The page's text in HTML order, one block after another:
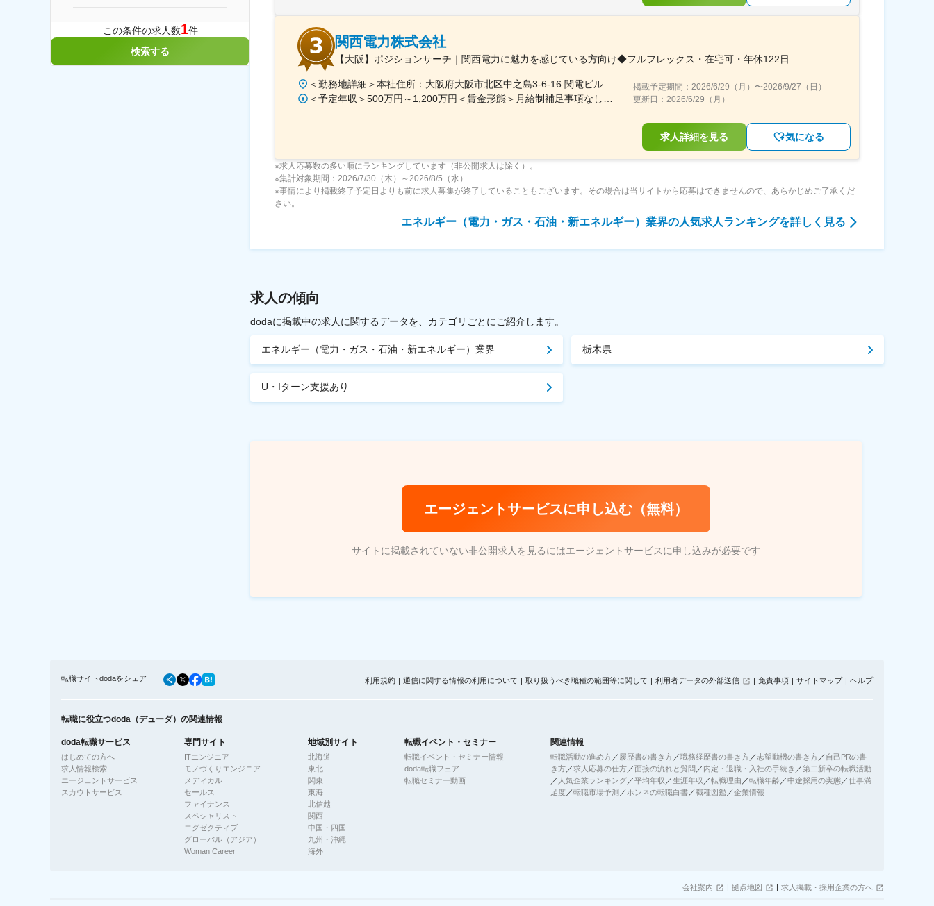
この条件の求人数1件
検索する
関西電力株式会社
【大阪】ポジションサーチ｜関西電力に魅力を感じている方向け◆フルフレックス・在宅可・年休122日
掲載予定期間： 2026/6/29（月） 〜2026/9/27（日）
更新日： 2026/6/29（月）
求人詳細を見る 気になる
※求人応募数の多い順にランキングしています（非公開求人は除く）。
※集計対象期間：2026/7/30（木）～2026/8/5（水）
※事情により掲載終了予定日よりも前に求人募集が終了していることもございます。その場合は当サイトから応募はできませんので、あらかじめご了承くだ
さい。
エネルギー（電力・ガス・石油・新エネルギー）業界の人気求人ランキングを詳しく見る
求人の傾向
dodaに掲載中の求人に関するデータを、カテゴリごとにご紹介します。
エネルギー（電力・ガス・石油・新エネルギー）業界 栃木県
U・Iターン支援あり
エージェントサービスに申し込む（無料）
サイトに掲載されていない非公開求人を見るにはエージェントサービスに申し込みが必要です
転職サイトdodaをシェア 利用規約 通信に関する情報の利用について 取り扱うべき職種の範囲等に関して 利用者データの外部送信 免責事項 サイトマップ ヘルプ
転職に役立つdoda（デューダ）の関連情報
doda転職サービス
はじめての方へ
求人情報検索
エージェントサービス
スカウトサービス
専門サイト
ITエンジニア
モノづくりエンジニア
メディカル
セールス
ファイナンス
スペシャリスト
エグゼクティブ
グローバル（アジア）
Woman Career
地域別サイト
北海道
東北
関東
東海
北信越
関西
中国・四国
九州・沖縄
海外
転職イベント・セミナー
転職イベント・セミナー情報
doda転職フェア
転職セミナー動画
関連情報
転職活動の進め方 ／ 履歴書の書き方 ／職務経歴書の書き方 ／志望動機の書き方 ／ 自己PRの書
き方 ／求人応募の仕方 ／面接の流れと質問 ／ 内定・退職・入社の手続き ／第二新卒の転職活動
／ 人気企業ランキング ／平均年収 ／生涯年収 ／転職理由 ／転職年齢 ／中途採用の実態 ／仕事満
足度 ／転職市場予測 ／ ホンネの転職白書 ／職種図鑑 ／企業情報
会社案内 拠点地図 求人掲載・採用企業の方へ